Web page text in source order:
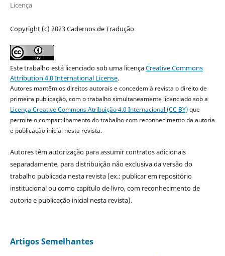
Licença
Copyright (c) 2023 Cadernos de Tradução
Este trabalho está licenciado sob uma licençaCreative Commons
Attribution 4.0 International License.
Autores mantêm os direitos autorais e concedem à revista o direito de
primeira publicação, com o trabalho simultaneamente licenciado sob a
Licença Creative Commons Atribuição 4.0 Internacional (CC BY)que
permite o compartilhamento do trabalho com reconhecimento da autoria
e publicação inicial nesta revista.
Autores têm autorização para assumir contratos adicionais
separadamente, para distribuição não exclusiva da versão do
trabalho publicada nesta revista (ex.: publicar em repositório
institucional ou como capítulo de livro, com reconhecimento de
autoria e publicação inicial nesta revista).
Artigos Semelhantes